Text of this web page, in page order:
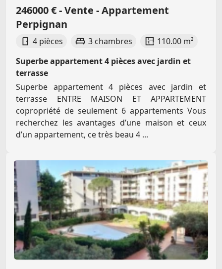
246000 € - Vente - Appartement
Perpignan
4 pièces 3 chambres
110.00 m²
Superbe appartement 4 pièces avec jardin et
terrasse
Superbe appartement 4 pièces avec jardin et
terrasse ENTRE MAISON ET APPARTEMENT
copropriété de seulement 6 appartements Vous
recherchez les avantages d’une maison et ceux
d’un appartement, ce très beau 4 ...